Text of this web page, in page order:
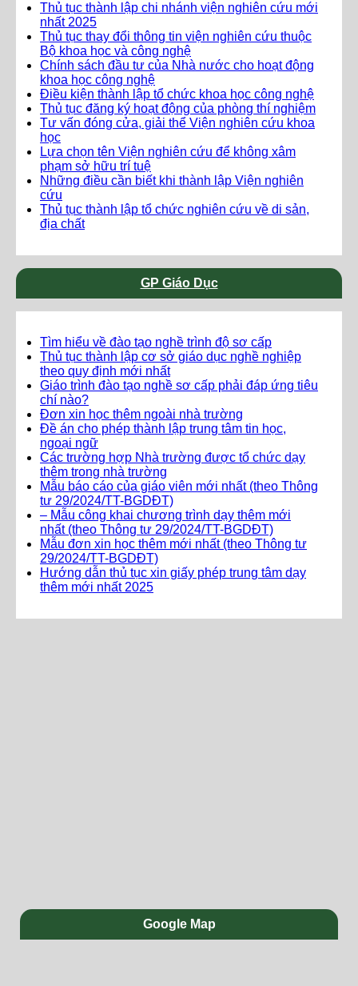
Thủ tục thành lập chi nhánh viện nghiên cứu mới
nhất 2025
Thủ tục thay đổi thông tin viện nghiên cứu thuộc
Bộ khoa học và công nghệ
Chính sách đầu tư của Nhà nước cho hoạt động
khoa học công nghệ
Điều kiện thành lập tổ chức khoa học công nghệ
Thủ tục đăng ký hoạt động của phòng thí nghiệm
Tư vấn đóng cửa, giải thể Viện nghiên cứu khoa
học
Lựa chọn tên Viện nghiên cứu để không xâm
phạm sở hữu trí tuệ
Những điều cần biết khi thành lập Viện nghiên
cứu
Thủ tục thành lập tổ chức nghiên cứu về di sản,
địa chất
GP Giáo Dục
Tìm hiểu về đào tạo nghề trình độ sơ cấp
Thủ tục thành lập cơ sở giáo dục nghề nghiệp
theo quy định mới nhất
Giáo trình đào tạo nghề sơ cấp phải đáp ứng tiêu
chí nào?
Đơn xin học thêm ngoài nhà trường
Đề án cho phép thành lập trung tâm tin học,
ngoại ngữ
Các trường hợp Nhà trường được tổ chức dạy
thêm trong nhà trường
Mẫu báo cáo của giáo viên mới nhất (theo Thông
tư 29/2024/TT-BGDĐT)
– Mẫu công khai chương trình dạy thêm mới
nhất (theo Thông tư 29/2024/TT-BGDĐT)
Mẫu đơn xin học thêm mới nhất (theo Thông tư
29/2024/TT-BGDĐT)
Hướng dẫn thủ tục xin giấy phép trung tâm dạy
thêm mới nhất 2025
Google Map